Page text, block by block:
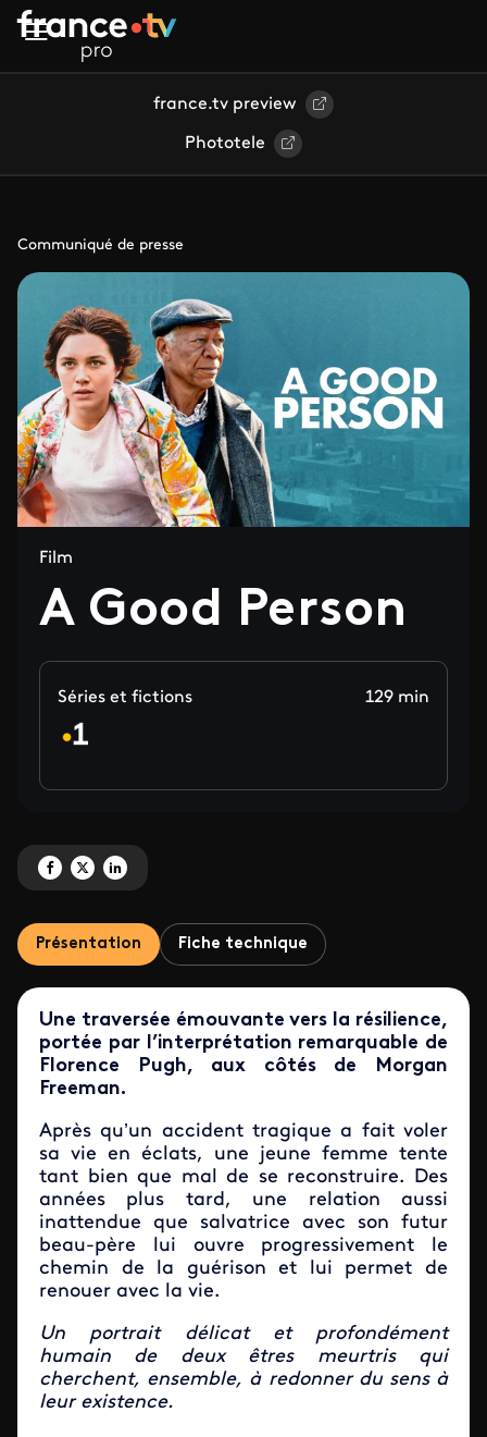
Aller au contenu principal
france.tv preview
Phototele
Communiqué de presse
Film
A Good Person
Séries et fictions 129 min
Partagez 'A Good Person' sur Facebook
Partagez 'A Good Person' sur X
Partagez 'A Good Person' sur LinkedIn
Présentation Fiche technique
Une traversée émouvante vers la résilience,
portée par l’interprétation remarquable de
Florence Pugh, aux côtés de Morgan
Freeman.
Après qu’un accident tragique a fait voler
sa vie en éclats, une jeune femme tente
tant bien que mal de se reconstruire. Des
années plus tard, une relation aussi
inattendue que salvatrice avec son futur
beau-père lui ouvre progressivement le
chemin de la guérison et lui permet de
renouer avec la vie.
Un portrait délicat et profondément
humain de deux êtres meurtris qui
cherchent, ensemble, à redonner du sens à
leur existence.